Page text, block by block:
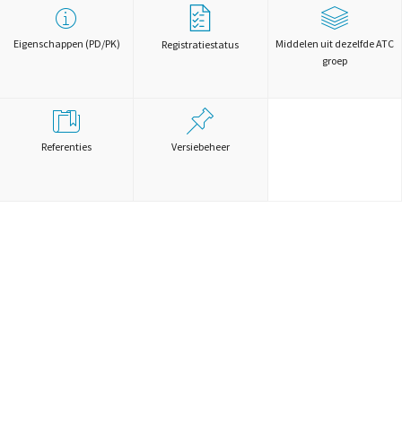
Eigenschappen (PD/PK) Registratiestatus
Middelen uit dezelfde ATC
groep
Referenties Versiebeheer